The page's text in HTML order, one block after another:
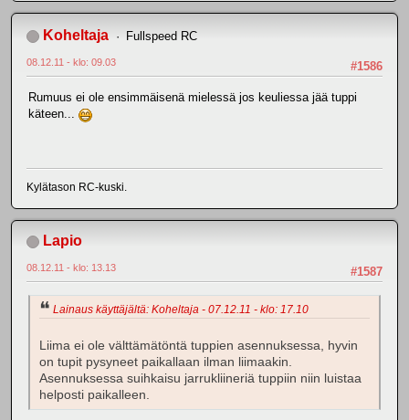
Koheltaja Fullspeed RC
#1586
08.12.11 - klo: 09.03
Rumuus ei ole ensimmäisenä mielessä jos keuliessa jää tuppi
käteen...
Kylätason RC-kuski.
Lapio
#1587
08.12.11 - klo: 13.13
Lainaus käyttäjältä: Koheltaja - 07.12.11 - klo: 17.10
Liima ei ole välttämätöntä tuppien asennuksessa, hyvin
on tupit pysyneet paikallaan ilman liimaakin.
Asennuksessa suihkaisu jarrukliineriä tuppiin niin luistaa
helposti paikalleen.